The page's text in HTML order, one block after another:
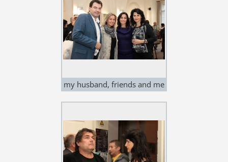
my husband, friends and me